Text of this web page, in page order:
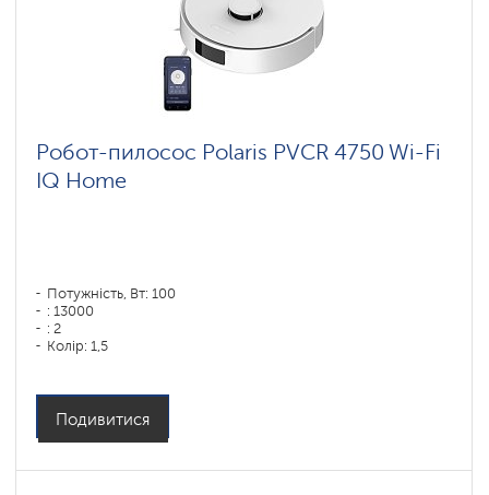
Робот-пилосос Polaris PVCR 4750 Wi-Fi
IQ Home
Потужність, Вт: 100
: 13000
: 2
Колір: 1,5
Бічні щітки: 1
Подивитися